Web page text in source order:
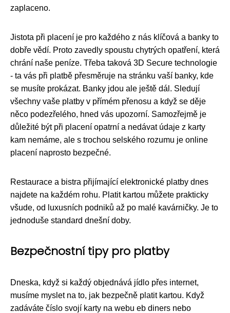
zaplaceno.
Jistota při placení je pro každého z nás klíčová a banky to
dobře vědí. Proto zavedly spoustu chytrých opatření, která
chrání naše peníze. Třeba taková 3D Secure technologie
- ta vás při platbě přesměruje na stránku vaší banky, kde
se musíte prokázat. Banky jdou ale ještě dál. Sledují
všechny vaše platby v přímém přenosu a když se děje
něco podezřelého, hned vás upozorní. Samozřejmě je
důležité být při placení opatrní a nedávat údaje z karty
kam nemáme, ale s trochou selského rozumu je online
placení naprosto bezpečné.
Restaurace a bistra přijímající elektronické platby dnes
najdete na každém rohu. Platit kartou můžete prakticky
všude, od luxusních podniků až po malé kavárničky. Je to
jednoduše standard dnešní doby.
Bezpečnostní tipy pro platby
Dneska, když si každý objednává jídlo přes internet,
musíme myslet na to, jak bezpečně platit kartou. Když
zadáváte číslo svojí karty na webu eb diners nebo